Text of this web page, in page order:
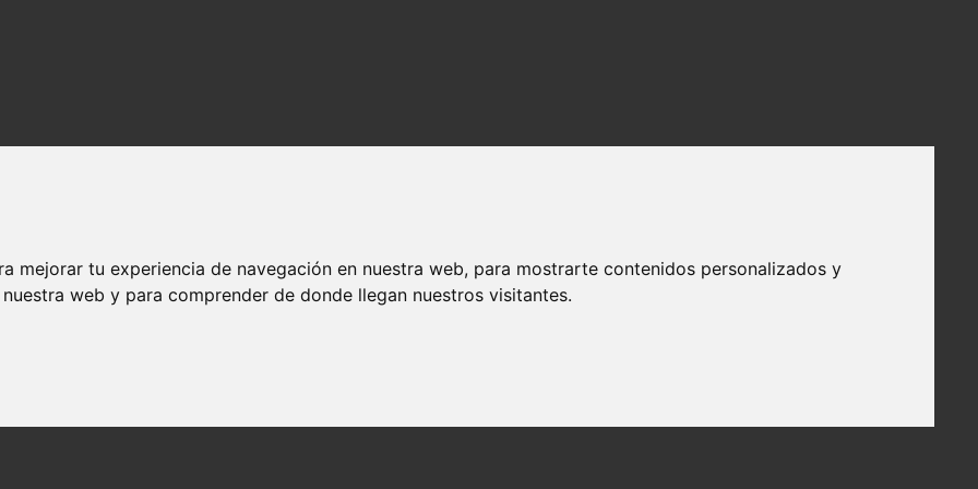
mejorar tu experiencia de navegación en nuestra web, para mostrarte contenidos personalizados y
web y para comprender de donde llegan nuestros visitantes.